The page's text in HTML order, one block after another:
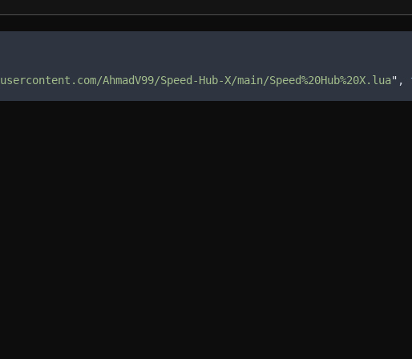
AhmadV99/Speed-Hub-X/main/Speed%20Hub%20X.lua" ,